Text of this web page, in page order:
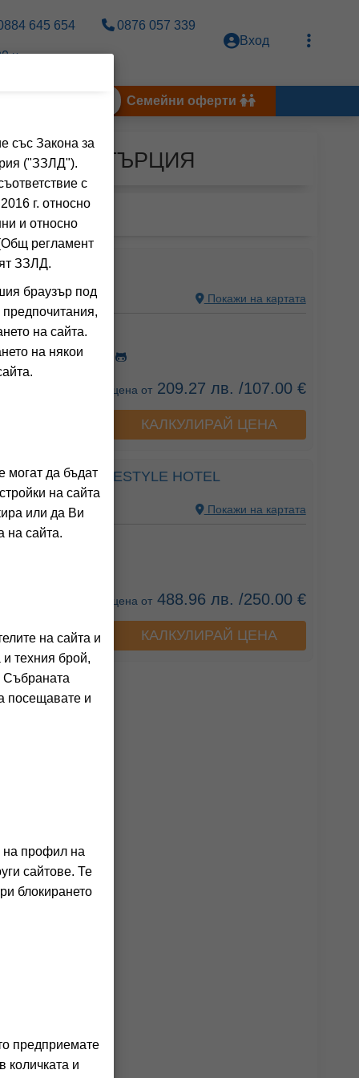
645 654 0876 057 339
ч.
Вход
Семейни оферти
АТИНА, ГЪРЦИЯ
RIVIERA
Покажи на картата
на клиенти)
цена от209.27 лв. /107.00 €
КАЛКУЛИРАЙ ЦЕНА
LIFESTYLE HOTEL
Покажи на картата
на клиенти)
цена от488.96 лв. /250.00 €
хотела КАЛКУЛИРАЙ ЦЕНА
със Закона за
("ЗЗЛД").
с
г. относно
и относно
регламент
ЗЗЛД.
браузър под
на сайта.
на някои
могат да бъдат
на сайта
или да Ви
на сайта.
на сайта и
техния брой,
Събраната
посещавате и
на профил на
сайтове. Те
блокирането
предприемате
количката и